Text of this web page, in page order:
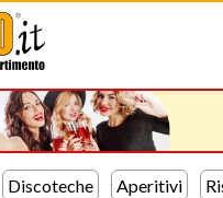
Discoteche Aperitivi